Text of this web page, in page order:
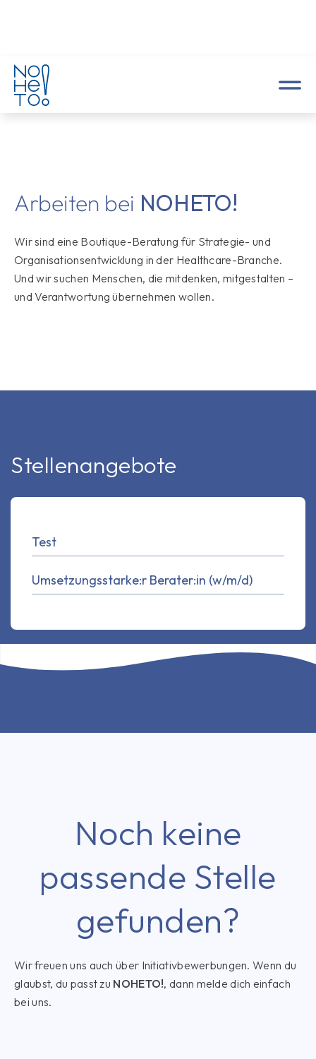
Arbeiten bei NOHETO!
Wir sind eine Boutique-Beratung für Strategie- und
Organisationsentwicklung in der Healthcare-Branche.
Und wir suchen Menschen, die mitdenken, mitgestalten –
und Verantwortung übernehmen wollen.
Stellenangebote
Test
Umsetzungsstarke:r Berater:in (w/m/d)
Noch keine
passende Stelle
gefunden?
Wir freuen uns auch über Initiativbewerbungen. Wenn du
glaubst, du passt zu NOHETO!, dann melde dich einfach
bei uns.